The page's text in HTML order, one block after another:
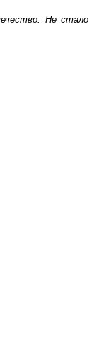
Не стало